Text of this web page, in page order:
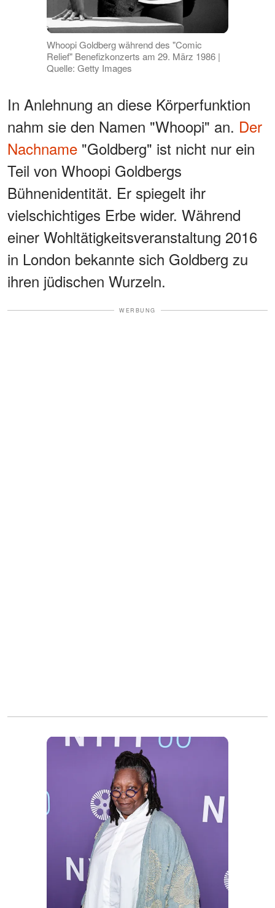
Whoopi Goldberg während des "Comic
Relief" Benefizkonzerts am 29. März 1986 |
Quelle: Getty Images
In Anlehnung an diese Körperfunktion
nahm sie den Namen "Whoopi" an. Der
Nachname "Goldberg" ist nicht nur ein
Teil von Whoopi Goldbergs
Bühnenidentität. Er spiegelt ihr
vielschichtiges Erbe wider. Während
einer Wohltätigkeitsveranstaltung 2016
in London bekannte sich Goldberg zu
ihren jüdischen Wurzeln.
WERBUNG